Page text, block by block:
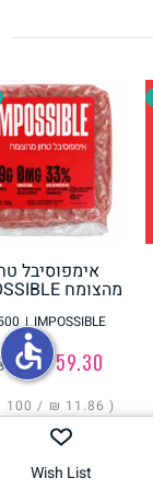
אימפוסיבל
מהצומח IMPOSSIBLE
| IMPOSSIBLE
‏68.00 ₪
( ‏11.86 ₪ / 100 גרם
הוסיפו
Wish List
accessible